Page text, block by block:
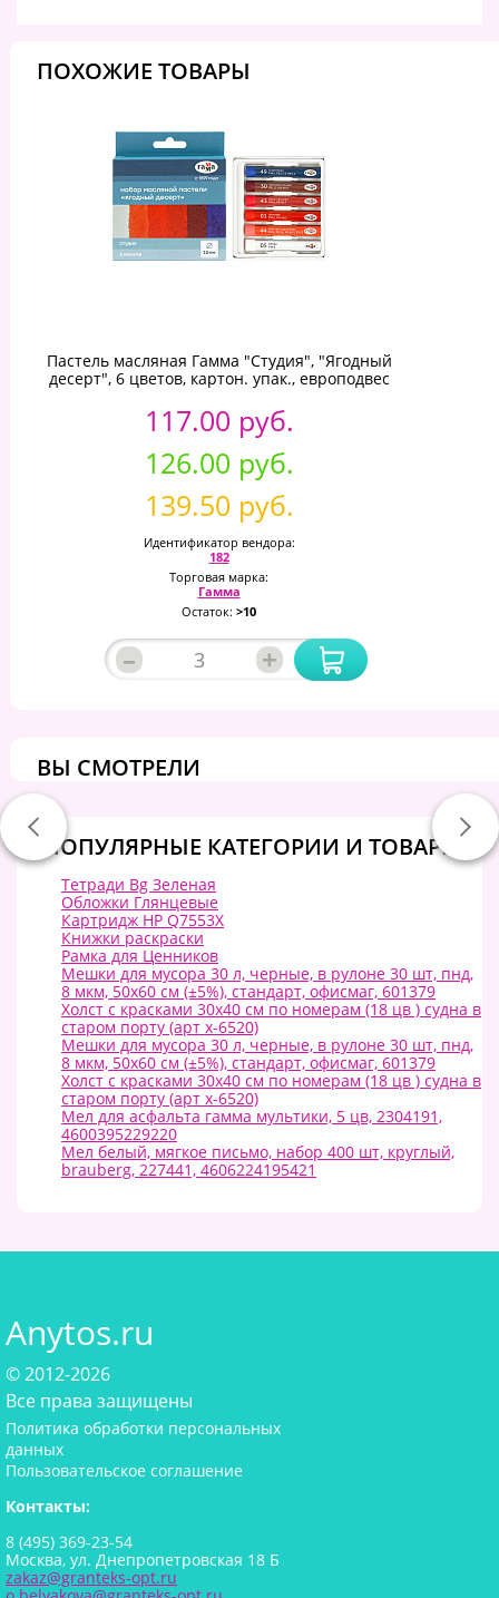
ПОХОЖИЕ ТОВАРЫ
Пастель масляная Гамма "Студия", "Ягодный
десерт", 6 цветов, картон. упак., европодвес
117.00 руб.
126.00 руб.
139.50 руб.
Идентификатор вендора:
182
Торговая марка:
Гамма
Остаток: >10
– +
ВЫ СМОТРЕЛИ
ПОПУЛЯРНЫЕ КАТЕГОРИИ И ТОВАРЫ:
Тетради Bg Зеленая
Обложки Глянцевые
Картридж HP Q7553X
Книжки раскраски
Рамка для Ценников
Мешки для мусора 30 л, черные, в рулоне 30 шт, пнд,
8 мкм, 50х60 см (±5%), стандарт, офисмаг, 601379
Холст с красками 30х40 см по номерам (18 цв ) судна в
старом порту (арт х-6520)
Мешки для мусора 30 л, черные, в рулоне 30 шт, пнд,
8 мкм, 50х60 см (±5%), стандарт, офисмаг, 601379
Холст с красками 30х40 см по номерам (18 цв ) судна в
старом порту (арт х-6520)
Мел для асфальта гамма мультики, 5 цв, 2304191,
4600395229220
Мел белый, мягкое письмо, набор 400 шт, круглый,
brauberg, 227441, 4606224195421
Anytos.ru
© 2012-2026
Все права защищены
Политика обработки персональных
данных
Пользовательское соглашение
Контакты:
8 (495) 369-23-54
Москва, ул. Днепропетровская 18 Б
zakaz@granteks-opt.ru